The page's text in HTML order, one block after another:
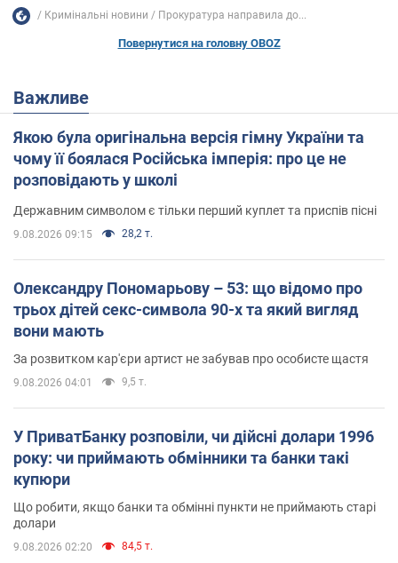
Кримінальні новини Прокуратура направила до...
Повернутися на головну OBOZ
Важливе
Якою була оригінальна версія гімну України та
чому її боялася Російська імперія: про це не
розповідають у школі
Державним символом є тільки перший куплет та приспів пісні
9.08.2026 09:15 28,2 т.
Олександру Пономарьову – 53: що відомо про
трьох дітей секс-символа 90-х та який вигляд
вони мають
За розвитком кар'єри артист не забував про особисте щастя
9.08.2026 04:01 9,5 т.
У ПриватБанку розповіли, чи дійсні долари 1996
року: чи приймають обмінники та банки такі
купюри
Що робити, якщо банки та обмінні пункти не приймають старі
долари
9.08.2026 02:20 84,5 т.